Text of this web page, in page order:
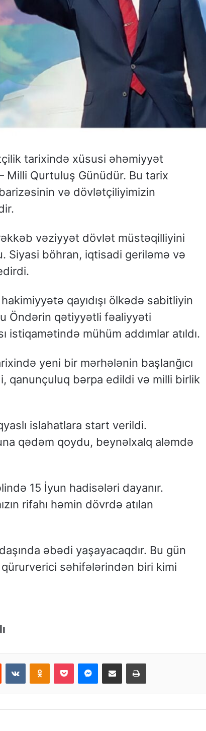
tarixində xüsusi əhəmiyyət
Milli Qurtuluş Günüdür. Bu tarix
və dövlətçiliyimizin
vəziyyət dövlət müstəqilliyini
Siyasi böhran, iqtisadi geriləmə və
qayıdışı ölkədə sabitliyin
Öndərin qətiyyətli fəaliyyəti
mühüm addımlar atıldı.
yeni bir mərhələnin başlanğıcı
qanunçuluq bərpa edildi və milli birlik
islahatlara start verildi.
qədəm qoydu, beynəlxalq aləmdə
15 İyun hadisələri dayanır.
rifahı həmin dövrdə atılan
əbədi yaşayacaqdır. Bu gün
səhifələrindən biri kimi